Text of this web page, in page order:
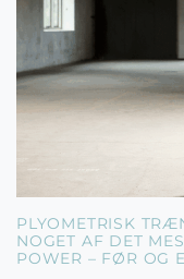
PLYOMETRISK
NOGET AF DET
POWER – FØR OG